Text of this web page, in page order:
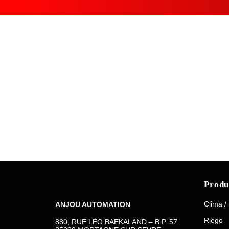
ANJOU AUTOMATION
880, RUE LÉO BAEKALAND – B.P. 57
Clima /
Riego